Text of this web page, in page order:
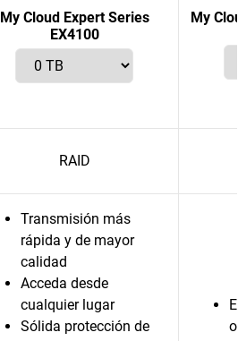
My Cloud Expert Series
EX4100
My
RAID
Transmisión más
rápida y de mayor
calidad
Acceda desde
cualquier lugar
Sólida protección de